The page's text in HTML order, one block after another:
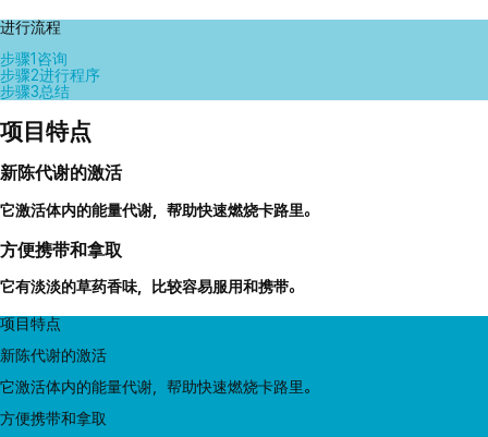
进行流程
步骤1 咨询
步骤2进行程序
步骤3总结
项目特点
新陈代谢的激活
它激活体内的能量代谢，帮助快速燃烧卡路里。
方便携带和拿取
它有淡淡的草药香味，比较容易服用和携带。
项目特点
新陈代谢的激活
它激活体内的能量代谢，帮助快速燃烧卡路里。
方便携带和拿取